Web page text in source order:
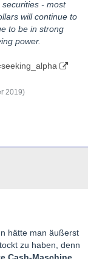
- most
will continue to
to be in strong
power.
2019)
hätte man äußerst
zu haben, denn